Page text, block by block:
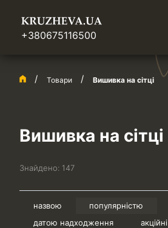
+380675116500
Товари Вишивка на сітці
Вишивка на сітці
Знайдено: 147
назвою
популярністю
датою надходження
акційні